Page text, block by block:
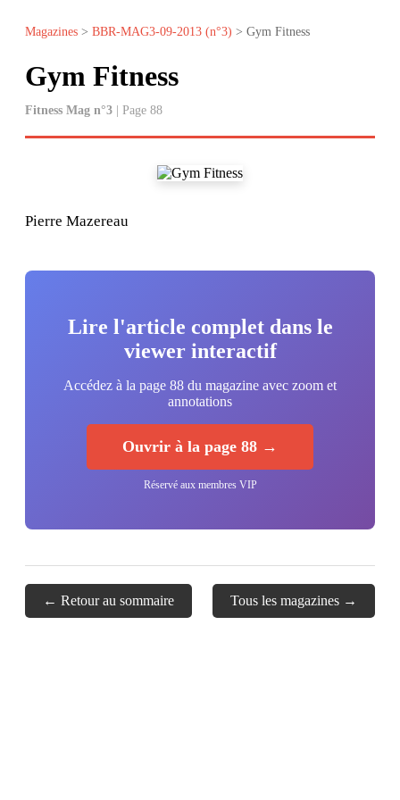
Magazines > BBR-MAG3-09-2013 (n°3) > Gym Fitness
Gym Fitness
Fitness Mag n°3 | Page 88
Pierre Mazereau
Lire l'article complet dans le
viewer interactif
Accédez à la page 88 du magazine avec zoom et
annotations
Ouvrir à la page 88 →
Réservé aux membres VIP
← Retour au sommaire Tous les magazines →